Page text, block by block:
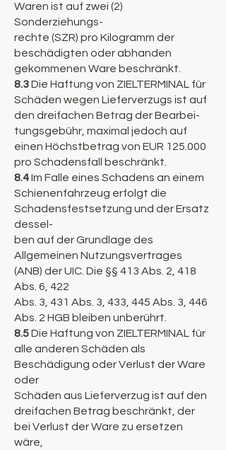
Waren ist auf zwei (2)
Sonderziehungs-
rechte (SZR) pro Kilogramm der
beschädigten oder abhanden
gekommenen Ware beschränkt.
8.3Die Haftung von ZIELTERMINAL für
Schäden wegen Lieferverzugs ist auf
den dreifachen Betrag der Bearbei-
tungsgebühr, maximal jedoch auf
einen Höchstbetrag von EUR 125.000
pro Schadensfall beschränkt.
8.4Im Falle eines Schadens an einem
Schienenfahrzeug erfolgt die
Schadensfestsetzung und der Ersatz
dessel-
ben auf der Grundlage des
Allgemeinen Nutzungsvertrages
(ANB) der UIC. Die §§ 413 Abs. 2, 418
Abs. 6, 422
Abs. 3, 431 Abs. 3, 433, 445 Abs. 3, 446
Abs. 2 HGB bleiben unberührt.
8.5Die Haftung von ZIELTERMINAL für
alle anderen Schäden als
Beschädigung oder Verlust der Ware
oder
Schäden aus Lieferverzug ist auf den
dreifachen Betrag beschränkt, der
bei Verlust der Ware zu ersetzen
wäre,